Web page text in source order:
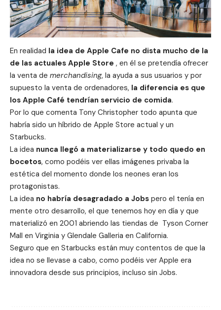
En realidad la idea de Apple Cafe no dista mucho de la
de las actuales Apple Store , en él se pretendía ofrecer
la venta de merchandising, la ayuda a sus usuarios y por
supuesto la venta de ordenadores, la diferencia es que
los Apple Café tendrían servicio de comida.
Por lo que comenta Tony Christopher todo apunta que
habría sido un híbrido de Apple Store actual y un
Starbucks.
La idea nunca llegó a materializarse y todo quedo en
bocetos, como podéis ver ellas imágenes privaba la
estética del momento donde los neones eran los
protagonistas.
La idea no habría desagradado a Jobs pero el tenía en
mente otro desarrollo, el que tenemos hoy en día y que
materializó en 2001 abriendo las tiendas de Tyson Corner
Mall en Virginia y Glendale Galleria en California.
Seguro que en Starbucks están muy contentos de que la
idea no se llevase a cabo, como podéis ver Apple era
innovadora desde sus principios, incluso sin Jobs.